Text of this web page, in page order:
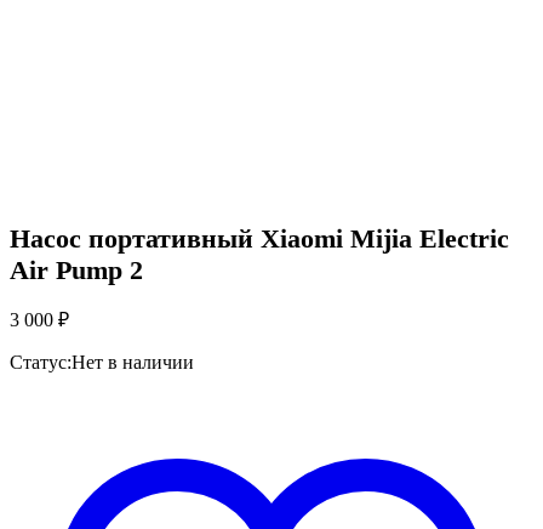
Насос портативный Xiaomi Mijia Electric
Air Pump 2
3 000 ₽
Статус:Нет в наличии